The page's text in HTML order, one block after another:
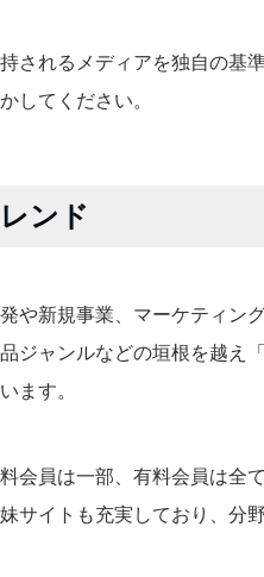
されるメディアを独自の基
してください。
ンド
や新規事業、マーケティン
ジャンルなどの垣根を越え
ます。
会員は一部、有料会員は全
サイトも充実しており、分